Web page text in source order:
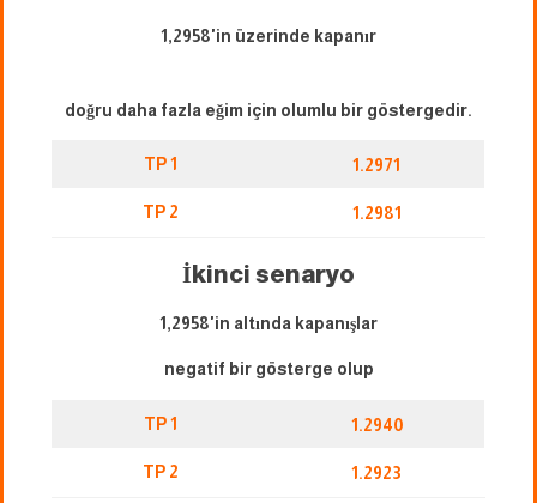
1,2958'in üzerinde kapanır
doğru daha fazla eğim için olumlu bir göstergedir.
TP 1 1.2971
TP 2 1.2981
İkinci senaryo
1,2958'in altında kapanışlar
negatif bir gösterge olup
TP 1 1.2940
TP 2 1.2923